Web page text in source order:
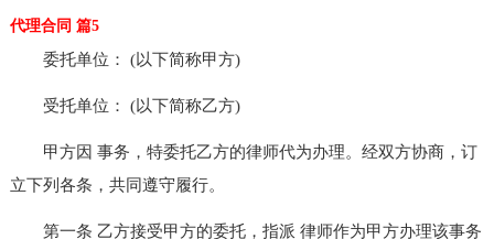
代理合同 篇5
委托单位： (以下简称甲方)
受托单位： (以下简称乙方)
甲方因 事务，特委托乙方的律师代为办理。经双方协商，订
立下列各条，共同遵守履行。
第一条 乙方接受甲方的委托，指派 律师作为甲方办理该事务